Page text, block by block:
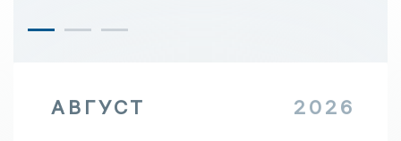
АВГУСТ 2026